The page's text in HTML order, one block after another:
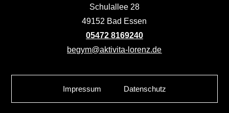
Schulallee 28
49152 Bad Essen
05472 8169240
begym@aktivita-lorenz.de
Impressum Datenschutz